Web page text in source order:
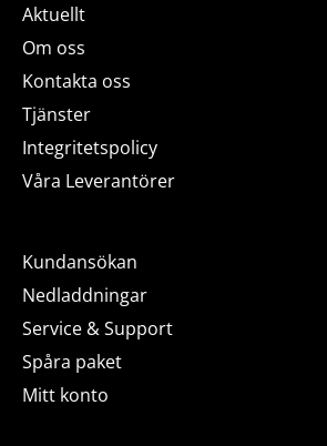
Aktuellt
Om oss
Kontakta oss
Tjänster
Integritetspolicy
Våra Leverantörer
Kundansökan
Nedladdningar
Service & Support
Spåra paket
Mitt konto